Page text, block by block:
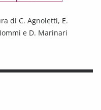
di C. Agnoletti, E.
e D. Marinari